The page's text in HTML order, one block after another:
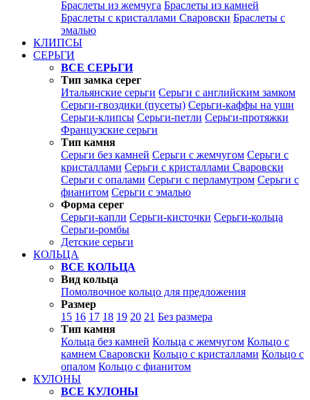
Браслеты из жемчуга Браслеты из камней
Браслеты с кристаллами Сваровски Браслеты с
эмалью
КЛИПСЫ
СЕРЬГИ
ВСЕ СЕРЬГИ
Тип замка серег
Итальянские серьги Серьги с английским замком
Серьги-гвоздики (пусеты) Серьги-каффы на уши
Серьги-клипсы Серьги-петли Серьги-протяжки
Французские серьги
Тип камня
Серьги без камней Серьги с жемчугом Серьги с
кристаллами Серьги с кристаллами Сваровски
Серьги с опалами Серьги с перламутром Серьги с
фианитом Серьги с эмалью
Форма серег
Серьги-капли Серьги-кисточки Серьги-кольца
Серьги-ромбы
Детские серьги
КОЛЬЦА
ВСЕ КОЛЬЦА
Вид кольца
Помолвочное кольцо для предложения
Размер
15 16 17 18 19 20 21 Без размера
Тип камня
Кольца без камней Кольца с жемчугом Кольцо с
камнем Сваровски Кольцо с кристаллами Кольцо с
опалом Кольцо с фианитом
КУЛОНЫ
ВСЕ КУЛОНЫ